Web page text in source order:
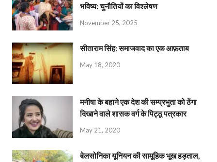
भविष्य: चुनौतियों का विश्लेषण
November 25, 2025
सीताराम सिंह: समाजवाद का एक आफ़ताब
May 18, 2020
मनीषा के बहाने एक देश की सम्प्रभुता को ठेंगा
दिखाने वाले शासक वर्ग के पिट्ठू पत्रकार
May 21, 2020
बेलसोनिका यूनियन की सामूहिक भूख हड़ताल,